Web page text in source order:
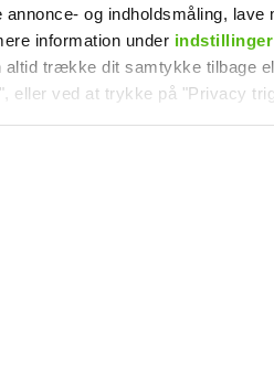
og indholdsmåling, lave
information under indstillinger
altid trække dit samtykke tilbage
eller ved at trykke på "Privacy
og cookies fra tredjeparter til at
dine præferencer samt til brug
bryder Jackie
Navarro
tavsheden med
stor afsløring